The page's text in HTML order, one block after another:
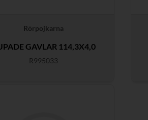
Rörpojkarna
GAVLAR 114,3X4,0
R995033